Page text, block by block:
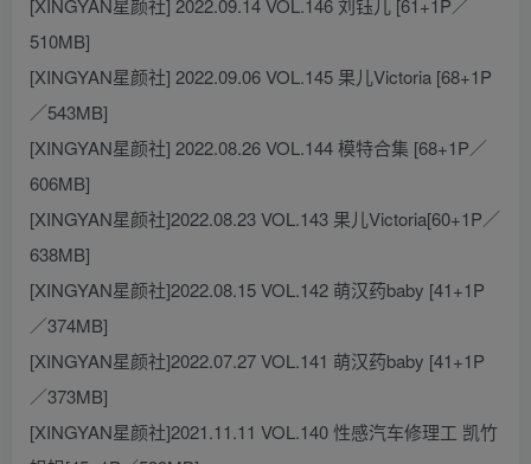
[XINGYAN星颜社] 2022.09.14 VOL.146 刘钰儿 [61+1P／
510MB]
[XINGYAN星颜社] 2022.09.06 VOL.145 果儿Victoria [68+1P
／543MB]
[XINGYAN星颜社] 2022.08.26 VOL.144 模特合集 [68+1P／
606MB]
[XINGYAN星颜社]2022.08.23 VOL.143 果儿Victoria[60+1P／
638MB]
[XINGYAN星颜社]2022.08.15 VOL.142 萌汉药baby [41+1P
／374MB]
[XINGYAN星颜社]2022.07.27 VOL.141 萌汉药baby [41+1P
／373MB]
[XINGYAN星颜社]2021.11.11 VOL.140 性感汽车修理工 凯竹